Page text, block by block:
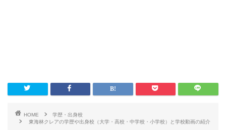
HOME
学歴・出身校
東海林クレアの学歴や出身校（大学・高校・中学校・小学校）と学校動画の紹介